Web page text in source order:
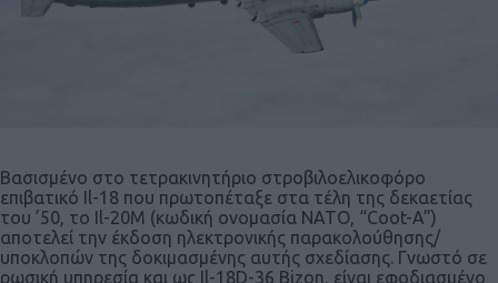
Βασισμένο στο τετρακινητήριο στροβιλοελικοφόρο
επιβατικό Il-18 που πρωτοπέταξε στα τέλη της δεκαετίας
του ’50, το Il-20Μ (κωδική ονομασία ΝΑΤΟ, “Coot-A”)
αποτελεί την έκδοση ηλεκτρονικής παρακολούθησης/
υποκλοπών της δοκιμασμένης αυτής σχεδίασης. Γνωστό σε
ρωσική υπηρεσία και ως Il-18D-36 Bizon, είναι εφοδιασμένο